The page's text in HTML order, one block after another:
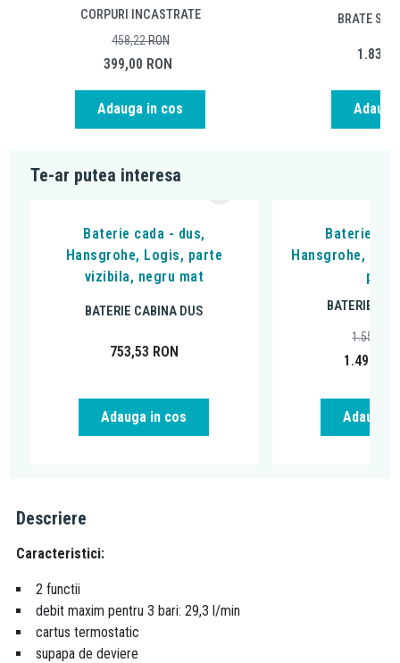
CORPURI INCASTRATE
399,00 RON
458,22RON
Adauga in cos
BRATE SI
Te-ar putea interesa
Baterie cada - dus,
Hansgrohe, Logis, parte
vizibila, negru mat
BATERIE CABINA DUS
753,53 RON
Adauga in cos
Baterie
Hansgrohe,
BATERIE
1.498,95
1.556,14
Adauga
Descriere
Caracteristici:
2 functii
debit maxim pentru 3 bari: 29,3 l/min
cartus termostatic
supapa de deviere